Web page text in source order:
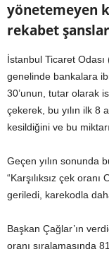
yönetemeyen
rekabet
İstanbul Ticaret
genelinde bankalara
30’unun, tutar olarak
çekerek, bu yılın ilk 8
kesildiğini ve bu
Geçen yılın sonunda
“Karşılıksız çek
geriledi, karekodla
Başkan Çağlar’ın
oranı sıralamasında